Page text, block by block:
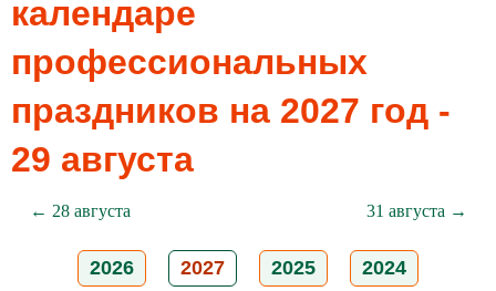
календаре
профессиональных
праздников на 2027 год -
29 августа
← 28 августа 31 августа →
2026 2027 2025 2024